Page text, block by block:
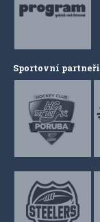
Sportovní partneři